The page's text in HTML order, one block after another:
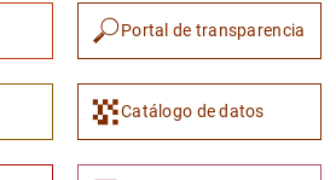
Portal de transparencia
Catálogo de datos